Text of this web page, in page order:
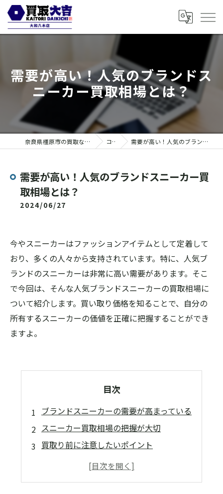
需要が高い！人気のブランドス
ニーカー買取相場とは？
奈良県橿原市の買取なら買取大吉 大和八木店 コラム 需要が高い！人気のブランドスニーカー買取相場とは？
需要が高い！人気のブランドスニーカー買
取相場とは？
2024/06/27
今やスニーカーはファッションアイテムとして定着して
おり、多くの人々から支持されています。特に、人気ブ
ランドのスニーカーは非常に高い需要があります。そこ
で今回は、そんな人気ブランドスニーカーの買取相場に
ついて紹介します。買い取り価格を知ることで、自分の
所有するスニーカーの価値を正確に把握することができ
ますよ。
目次
ブランドスニーカーの需要が高まっている
スニーカー買取相場の把握が大切
買取り前に注意したいポイント